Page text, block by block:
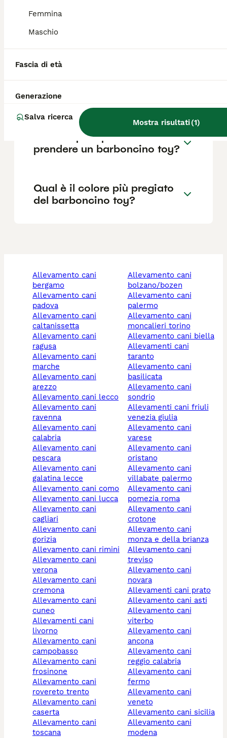
Femmina
Maschio
Fascia di età
Generazione
Salva ricerca
Mostra risultati(1)
Quali sono i difetti del
barboncino toy e il mini toy?
Cosa sapere prima di
prendere un barboncino toy?
Qual è il colore più pregiato
del barboncino toy?
allevamento cani
bergamo
allevamento cani
padova
allevamento cani
caltanissetta
allevamento cani
ragusa
allevamento cani
marche
allevamento cani
arezzo
allevamento cani lecco
allevamento cani
ravenna
allevamento cani
calabria
allevamento cani
pescara
allevamento cani
galatina lecce
allevamento cani como
allevamento cani lucca
allevamento cani
cagliari
allevamento cani
gorizia
allevamento cani rimini
allevamento cani
verona
allevamento cani
cremona
allevamento cani
cuneo
allevamenti cani
livorno
allevamento cani
campobasso
allevamento cani
frosinone
allevamento cani
rovereto trento
allevamento cani
caserta
allevamento cani
toscana
allevamento cani
bolzano/bozen
allevamento cani
palermo
allevamento cani
moncalieri torino
allevamento cani biella
allevamenti cani
taranto
allevamento cani
basilicata
allevamento cani
sondrio
allevamenti cani friuli
venezia giulia
allevamento cani
varese
allevamento cani
oristano
allevamento cani
villabate palermo
allevamento cani
pomezia roma
allevamento cani
crotone
allevamento cani
monza e della brianza
allevamento cani
treviso
allevamento cani
novara
allevamenti cani prato
allevamento cani asti
allevamento cani
viterbo
allevamento cani
ancona
allevamento cani
reggio calabria
allevamento cani
fermo
allevamento cani
veneto
allevamento cani sicilia
allevamento cani
modena